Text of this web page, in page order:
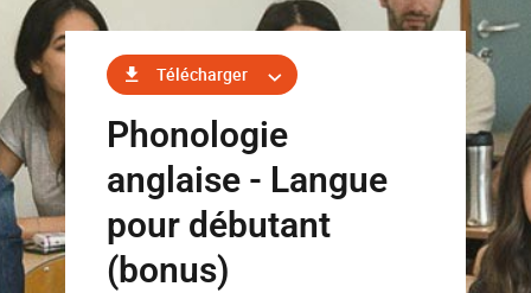
Télécharger
Phonologie
anglaise - Langue
pour débutant
(bonus)